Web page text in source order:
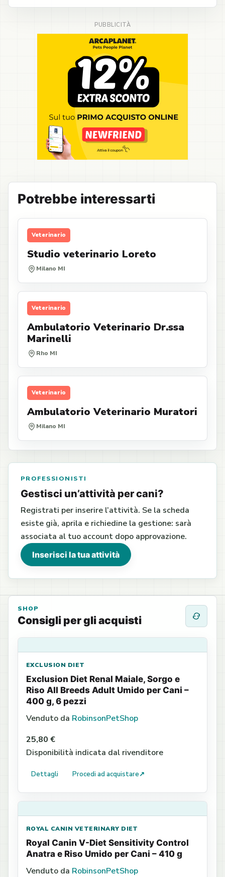
Potrebbe interessarti
Veterinario
Studio veterinario Loreto
Milano MI
Veterinario
Ambulatorio Veterinario Dr.ssa
Marinelli
Rho MI
Veterinario
Ambulatorio Veterinario Muratori
Milano MI
PROFESSIONISTI
Gestisci un’attività per cani?
Registrati per inserire l’attività. Se la scheda
esiste già, aprila e richiedine la gestione: sarà
associata al tuo account dopo approvazione.
Inserisci la tua attività
SHOP
Consigli per gli acquisti
EXCLUSION DIET
Exclusion Diet Renal Maiale, Sorgo e
Riso All Breeds Adult Umido per Cani –
400 g, 6 pezzi
Venduto da RobinsonPetShop
25,80 €
Disponibilità indicata dal rivenditore
Dettagli Procedi ad acquistare↗
ROYAL CANIN VETERINARY DIET
Royal Canin V-Diet Sensitivity Control
Anatra e Riso Umido per Cani – 410 g
Venduto da RobinsonPetShop